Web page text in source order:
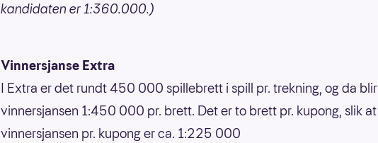
kandidaten er 1:360.000.)
Vinnersjanse Extra
I Extra er det rundt 450 000 spillebrett i spill pr. trekning, og da blir
vinnersjansen 1:450 000 pr. brett. Det er to brett pr. kupong, slik at
vinnersjansen pr. kupong er ca. 1:225 000